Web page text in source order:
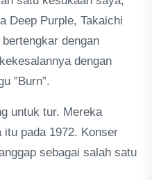
Deep Purple, Takaichi
dengan
dengan
”Burn”.
untuk tur. Mereka
pada 1972. Konser
sebagai salah satu